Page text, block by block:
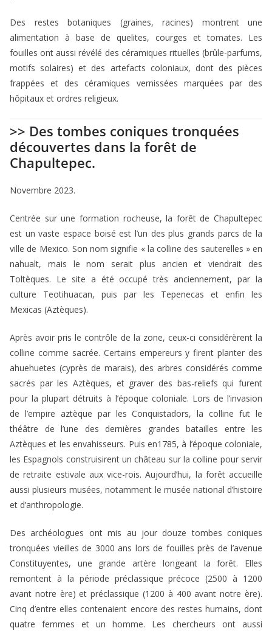
Des restes botaniques (graines, racines) montrent une
alimentation à base de quelites, courges et tomates. Les
fouilles ont aussi révélé des céramiques rituelles (brûle-parfums,
motifs solaires) et des artefacts coloniaux, dont des pièces
frappées et des céramiques vernissées marquées par des
hôpitaux et ordres religieux.
>> Des tombes coniques tronquées
découvertes dans la forêt de
Chapultepec.
Novembre 2023.
Centrée sur une formation rocheuse, la forêt de Chapultepec
est un vaste espace boisé est l’un des plus grands parcs de la
ville de Mexico. Son nom signifie « la colline des sauterelles » en
nahualt, mais le nom serait plus ancien et viendrait des
Toltèques. Le site a été occupé très anciennement, par la
culture Teotihuacan, puis par les Tepenecas et enfin les
Mexicas (Aztèques).
Après avoir pris le contrôle de la zone, ceux-ci considérèrent la
colline comme sacrée. Certains empereurs y firent planter des
ahuehuetes (cyprès de marais), des arbres considérés comme
sacrés par les Aztèques, et graver des bas-reliefs qui furent
pour la plupart détruits à l’époque coloniale. Lors de l’invasion
de l’empire aztèque par les Conquistadors, la colline fut le
théâtre de l’une des dernières grandes batailles entre les
Aztèques et les envahisseurs. Puis en1785, à l’époque coloniale,
les Espagnols construisirent un château sur la colline pour servir
de retraite estivale aux vice-rois. Aujourd’hui, la forêt accueille
aussi plusieurs musées, notamment le musée national d’histoire
et d’anthropologie.
Des archéologues ont mis au jour douze tombes coniques
tronquées vieilles de 3000 ans lors de fouilles près de l’avenue
Constituyentes, une grande artère longeant la forêt. Elles
remontent à la période préclassique précoce (2500 à 1200
avant notre ère) et préclassique (1200 à 400 avant notre ère).
Cinq d’entre elles contenaient encore des restes humains, dont
quatre femmes et un homme. Les chercheurs ont aussi